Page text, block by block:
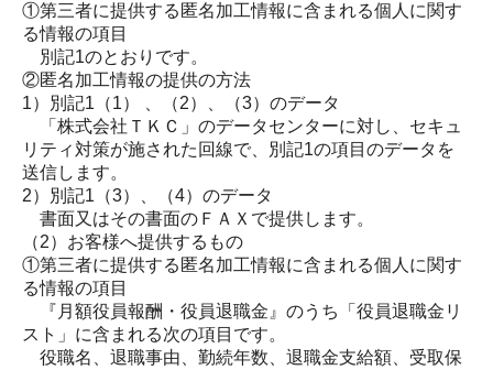
①第三者に提供する匿名加工情報に含まれる個人に関す
る情報の項目
別記1のとおりです。
②匿名加工情報の提供の方法
1）
別記1（1） 、 （2）
、（3）のデータ
「株式会社ＴＫＣ」のデータセンターに対し、セキュ
リティ対策が施された回線で、別記1の項目のデータを
送信します。
2）
別記1（3）、 （4） のデータ
書面又はその書面のＦＡＸで提供します。
（2）お客様へ提供するもの
①第三者に提供する匿名加工情報に含まれる個人に関す
る情報の項目
『月額役員報酬・役員退職金』のうち「役員退職金リ
スト」に含まれる次の項目です。
役職名、退職事由、勤続年数、退職金支給額、受取保